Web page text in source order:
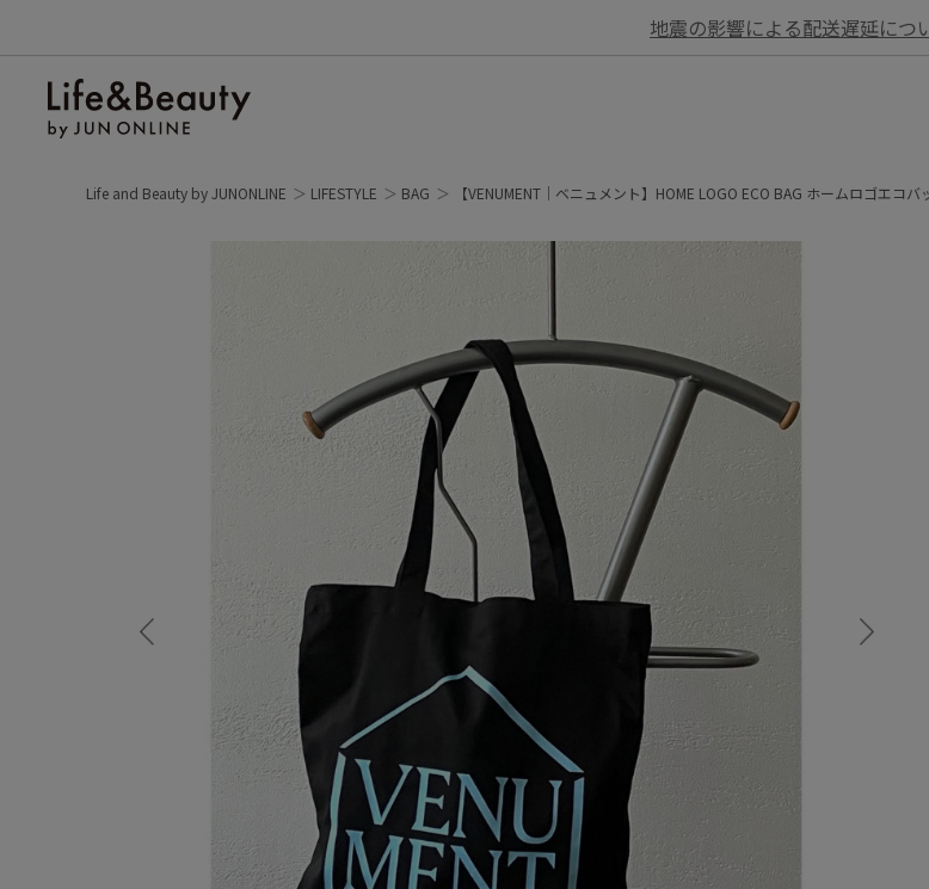
地震の影響による配送遅延につ
Life and Beauty by JUNONLINE LIFESTYLE BAG 【VENUMENT｜ベニュメント】HOME LOGO ECO BAG ホームロゴエコバ